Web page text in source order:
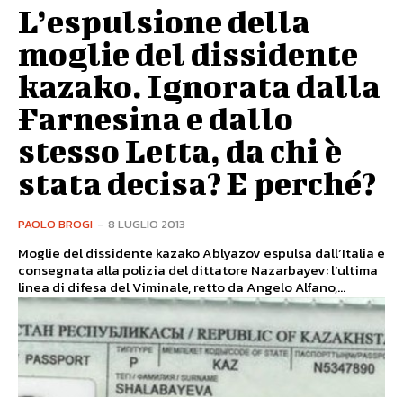
L’espulsione della
moglie del dissidente
kazako. Ignorata dalla
Farnesina e dallo
stesso Letta, da chi è
stata decisa? E perché?
PAOLO BROGI - 8 LUGLIO 2013
Moglie del dissidente kazako Ablyazov espulsa dall’Italia e
consegnata alla polizia del dittatore Nazarbayev: l’ultima
linea di difesa del Viminale, retto da Angelo Alfano,...